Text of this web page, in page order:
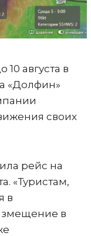
августа в
«Долфин»
своих
рейс на
«Туристам,
в
в